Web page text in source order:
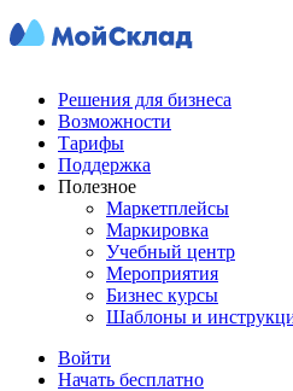
Решения для бизнеса
Возможности
Тарифы
Поддержка
Полезное
Маркетплейсы
Маркировка
Учебный центр
Мероприятия
Бизнес курсы
Шаблоны и
Войти
Начать бесплатно